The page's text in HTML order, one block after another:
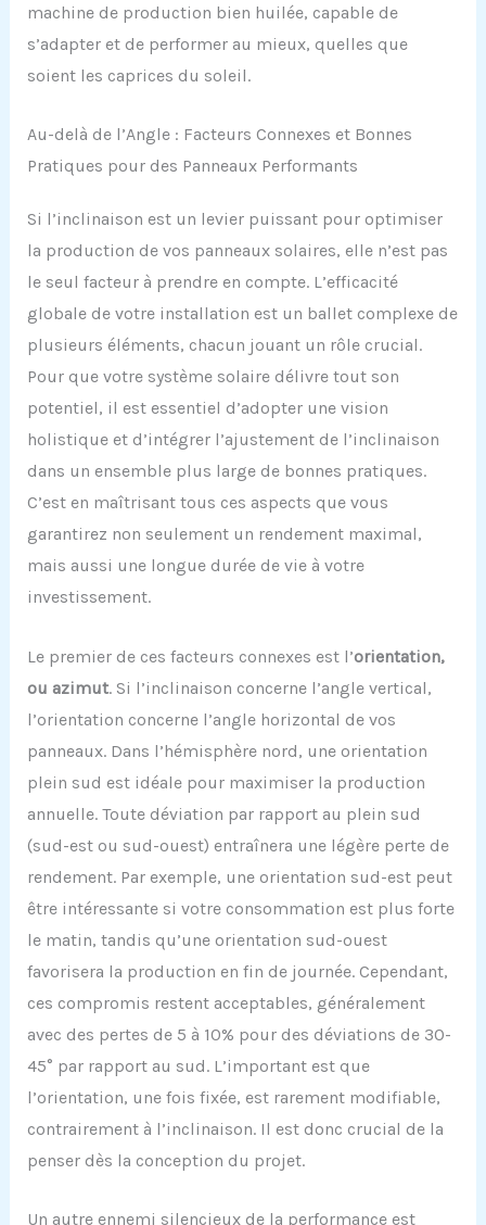
machine de production bien huilée, capable de
s’adapter et de performer au mieux, quelles que
soient les caprices du soleil.
Au-delà de l’Angle : Facteurs Connexes et Bonnes
Pratiques pour des Panneaux Performants
Si l’inclinaison est un levier puissant pour optimiser
la production de vos panneaux solaires, elle n’est pas
le seul facteur à prendre en compte. L’efficacité
globale de votre installation est un ballet complexe de
plusieurs éléments, chacun jouant un rôle crucial.
Pour que votre système solaire délivre tout son
potentiel, il est essentiel d’adopter une vision
holistique et d’intégrer l’ajustement de l’inclinaison
dans un ensemble plus large de bonnes pratiques.
C’est en maîtrisant tous ces aspects que vous
garantirez non seulement un rendement maximal,
mais aussi une longue durée de vie à votre
investissement.
Le premier de ces facteurs connexes est l’orientation,
ou azimut. Si l’inclinaison concerne l’angle vertical,
l’orientation concerne l’angle horizontal de vos
panneaux. Dans l’hémisphère nord, une orientation
plein sud est idéale pour maximiser la production
annuelle. Toute déviation par rapport au plein sud
(sud-est ou sud-ouest) entraînera une légère perte de
rendement. Par exemple, une orientation sud-est peut
être intéressante si votre consommation est plus forte
le matin, tandis qu’une orientation sud-ouest
favorisera la production en fin de journée. Cependant,
ces compromis restent acceptables, généralement
avec des pertes de 5 à 10% pour des déviations de 30-
45° par rapport au sud. L’important est que
l’orientation, une fois fixée, est rarement modifiable,
contrairement à l’inclinaison. Il est donc crucial de la
penser dès la conception du projet.
Un autre ennemi silencieux de la performance est